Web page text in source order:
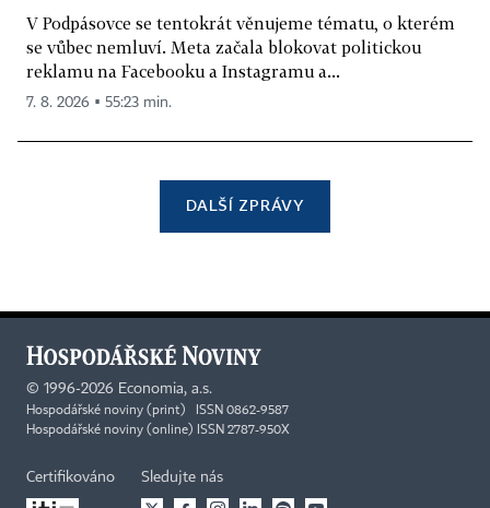
V Podpásovce se tentokrát věnujeme tématu, o kterém
se vůbec nemluví. Meta začala blokovat politickou
reklamu na Facebooku a Instagramu a...
7. 8. 2026 ▪ 55:23 min.
DALŠÍ ZPRÁVY
© 1996-2026 Economia, a.s.
Hospodářské noviny (print) ISSN 0862-9587
Hospodářské noviny (online) ISSN 2787-950X
Certifikováno Sledujte nás